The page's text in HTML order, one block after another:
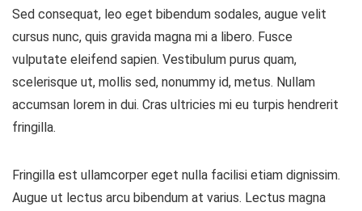
Sed consequat, leo eget bibendum sodales, augue velit
cursus nunc, quis gravida magna mi a libero. Fusce
vulputate eleifend sapien. Vestibulum purus quam,
scelerisque ut, mollis sed, nonummy id, metus. Nullam
accumsan lorem in dui. Cras ultricies mi eu turpis hendrerit
fringilla.
Fringilla est ullamcorper eget nulla facilisi etiam dignissim.
Augue ut lectus arcu bibendum at varius. Lectus magna